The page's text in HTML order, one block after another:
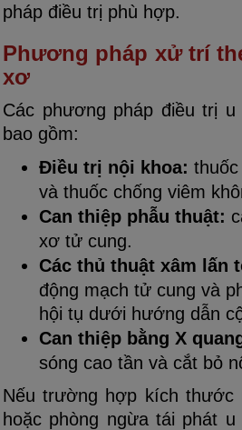
pháp điều trị phù hợp.
Phương pháp xử trí
xơ
Các phương pháp điều trị
bao gồm:
Điều trị nội khoa:
và thuốc chống viêm
Can thiệp phẫu thuật:
xơ tử cung.
Các thủ thuật xâm lấn
động mạch tử cung và
hội tụ dưới hướng dẫn
Can thiệp bằng X
sóng cao tần và cắt bỏ
Nếu trường hợp kích
hoặc phòng ngừa tái phát